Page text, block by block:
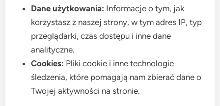
Dane użytkowania: Informacje o tym, jak
korzystasz z naszej strony, w tym adres IP, typ
przeglądarki, czas dostępu i inne dane
analityczne.
Cookies: Pliki cookie i inne technologie
śledzenia, które pomagają nam zbierać dane o
Twojej aktywności na stronie.